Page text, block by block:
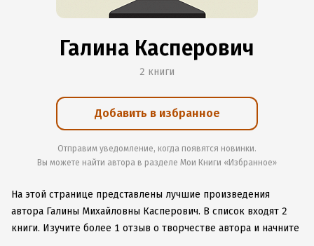
Галина Касперович
2 книги
Добавить в избранное
Отправим уведомление, когда появятся новинки.
Вы можете найти автора в разделе Мои Книги «Избранное»
На этой странице представлены лучшие произведения
автора Галины Михайловны Касперович. В список входят 2
книги. Изучите более 1 отзыв о творчестве автора и начните